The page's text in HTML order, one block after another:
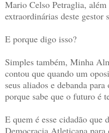
Mario Celso Petraglia, além
extraordinárias deste gestor
E porque digo isso?
Simples também, Minha
contou que quando um
seus aliados e debanda
porque sabe que o futuro é
E quem é esse cidadão que
Democracia Atleticana para